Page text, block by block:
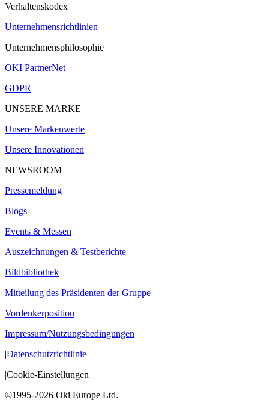
Verhaltenskodex
Unternehmensrichtlinien
Unternehmensphilosophie
OKI PartnerNet
GDPR
UNSERE MARKE
Unsere Markenwerte
Unsere Innovationen
NEWSROOM
Pressemeldung
Blogs
Events & Messen
Auszeichnungen & Testberichte
Bildbibliothek
Mitteilung des Präsidenten der Gruppe
Vordenkerposition
Impressum/Nutzungsbedingungen
|Datenschutzrichtlinie
|Cookie-Einstellungen
©1995-2026 Oki Europe Ltd.